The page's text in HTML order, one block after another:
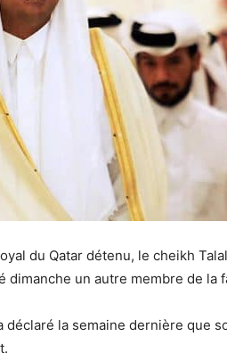
du Qatar détenu, le cheikh
dimanche un autre membre de la
déclaré la semaine dernière que